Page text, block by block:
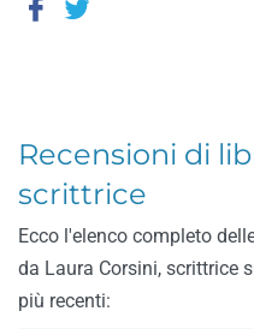
Recensioni di
scrittrice
Ecco l'elenco completo
da Laura Corsini, scrittrice
più recenti: